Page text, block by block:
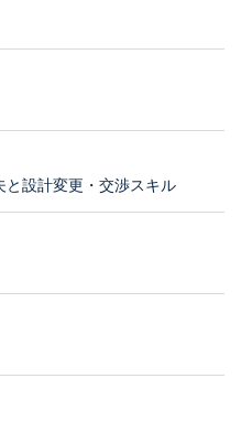
と設計変更・交渉スキル